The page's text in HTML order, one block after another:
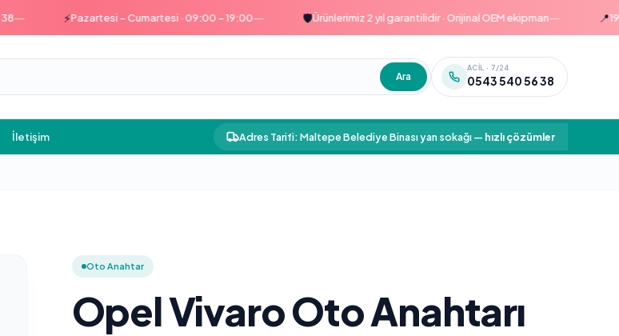
Pazartesi – Cumartesi · 09:00 – 19:00— Ürünlerimiz 2 yıl garantilidir · Orijinal OEM ekipman—
Ara
ACIL · 7/24
0543 540 56 38
İletişim Adres Tarifi: Maltepe Belediye Binası yan sokağı— hızlı çözümler
Oto Anahtar
Opel Vivaro Oto Anahtarı